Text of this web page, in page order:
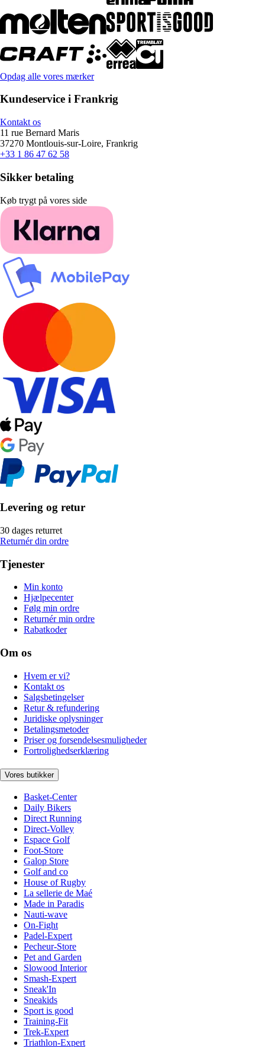
Opdag alle vores mærker
Kundeservice i Frankrig
Kontakt os
11 rue Bernard Maris
37270 Montlouis-sur-Loire, Frankrig
+33 1 86 47 62 58
Sikker betaling
Køb trygt på vores side
Levering og retur
30 dages returret
Returnér din ordre
Tjenester
Min konto
Hjælpecenter
Følg min ordre
Returnér min ordre
Rabatkoder
Om os
Hvem er vi?
Kontakt os
Salgsbetingelser
Retur & refundering
Juridiske oplysninger
Betalingsmetoder
Priser og forsendelsesmuligheder
Fortrolighedserklæring
Vores butikker
Basket-Center
Daily Bikers
Direct Running
Direct-Volley
Espace Golf
Foot-Store
Galop Store
Golf and co
House of Rugby
La sellerie de Maé
Made in Paradis
Nauti-wave
On-Fight
Padel-Expert
Pecheur-Store
Pet and Garden
Slowood Interior
Smash-Expert
Sneak'In
Sneakids
Sport is good
Training-Fit
Trek-Expert
Triathlon-Expert